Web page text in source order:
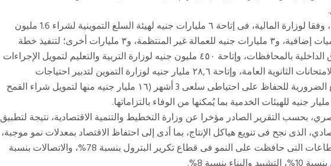
نجحت الحكومة أيضا، وفقا لوزارة المالية، فى إتاحة ٦ مليارات جنيه لهيئة السلع التموينية لشراء 1.6 مليون
طن قمح مستورد كميات إضافية، و٣ مليارات جنيه للعمالة غير المنتظمة، و٣ مليارات أخرى؛ لتنفيذ خطة
عاجلة لرصف الطرق الداخلية بالمحافظات، وإتاحة ٤٥٠ مليون جنيه لوزارة التربية والتعليم لتمويل الإجراءات
الاحترازية والوقائية لامتحانات الثانوية العامة، وإتاحة ٢٨,٦ مليار جنيه لوزارة التموين لتدبير احتياجات
المواطنين من السلع الضرورية للحفاظ على احتياطى سلعى 3 أشهر (١٦ مليار جنيه منها لتمويل شراء القمح
بحسب التقرير الصادر مؤخرا عن وزارة التخطيط والتنمية الاقتصادية، نتيجة لتطبيق
الذى نجح فى تنويع هياكل الإنتاج، بما أدى إلى احتفاظ الاقتصاد بمعدلات نمو موجبة،
حيث تمثلت أبرز القطاعات التى حافظت على النمو فى قطاع تكرير البترول بنسبة 78%، والاتصالات بنسبة